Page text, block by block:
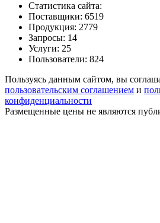
Статистика сайта:
Поставщики: 6519
Продукция: 2779
Запросы: 14
Услуги: 25
Пользователи: 824
Пользуясь данным сайтом, вы
пользовательским соглашением и
конфиденциальности
Размещенные цены не являются